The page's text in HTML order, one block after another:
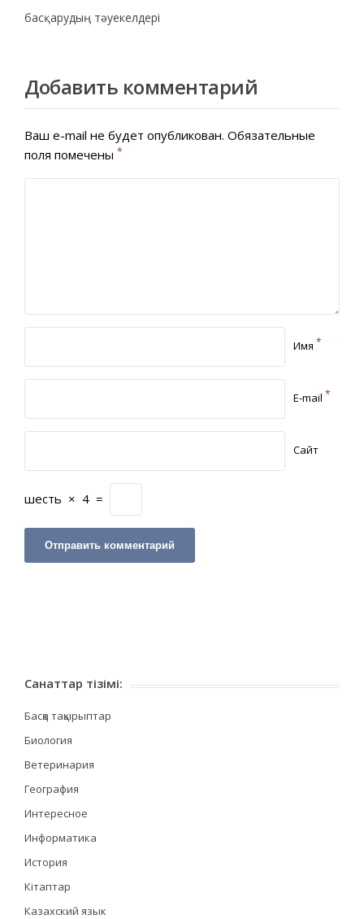
басқарудың тәуекелдері
Добавить комментарий
Ваш e-mail не будет опубликован. Обязательные
поля помечены *
Имя *
E-mail *
Сайт
шесть × 4 =
Санаттар тізімі:
Басқа тақырыптар
Биология
Ветеринария
География
Интересное
Информатика
История
Кітаптар
Казахский язык